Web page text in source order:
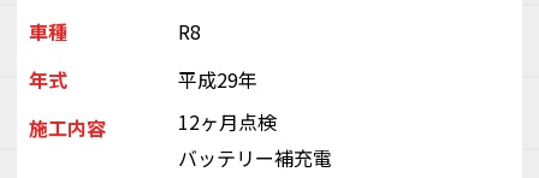
車種
R8
年式
平成29年
施工内容
12ヶ月点検
バッテリー補充電